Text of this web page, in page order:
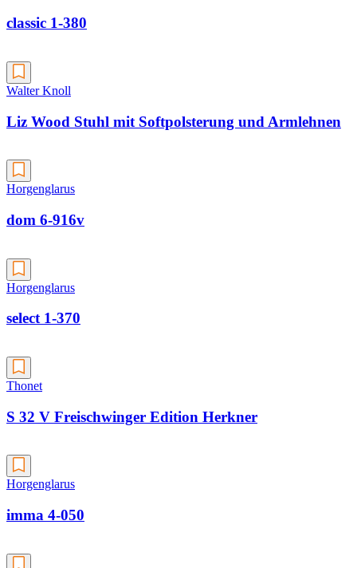
classic 1-380
Walter Knoll
Liz Wood Stuhl mit Softpolsterung und Armlehnen
Horgenglarus
dom 6-916v
Horgenglarus
select 1-370
Thonet
S 32 V Freischwinger Edition Herkner
Horgenglarus
imma 4-050